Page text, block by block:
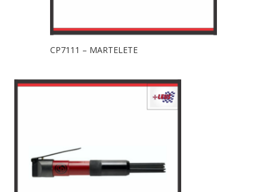
CP7111 – MARTELETE